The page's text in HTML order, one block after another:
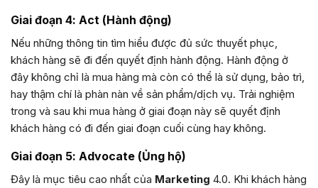
Giai đoạn 4: Act (Hành động)
Nếu những thông tin tìm hiểu được đủ sức thuyết phục,
khách hàng sẽ đi đến quyết định hành động. Hành động ở
đây không chỉ là mua hàng mà còn có thể là sử dụng, bảo trì,
hay thậm chí là phàn nàn về sản phẩm/dịch vụ. Trải nghiệm
trong và sau khi mua hàng ở giai đoạn này sẽ quyết định
khách hàng có đi đến giai đoạn cuối cùng hay không.
Giai đoạn 5: Advocate (Ủng hộ)
Đây là mục tiêu cao nhất của Marketing 4.0. Khi khách hàng